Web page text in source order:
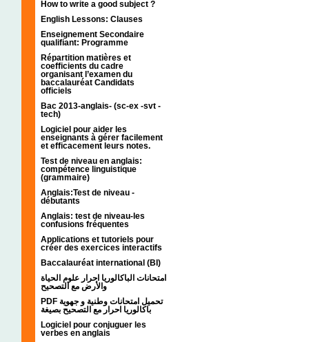
How to write a good subject ?
English Lessons: Clauses
Enseignement Secondaire
qualifiant: Programme
Répartition matières et
coefficients du cadre
organisant l’examen du
baccalauréat Candidats
officiels
Bac 2013-anglais- (sc-ex -svt -
tech)
Logiciel pour aider les
enseignants à gérer facilement
et efficacement leurs notes.
Test de niveau en anglais:
compétence linguistique
(grammaire)
Anglais:Test de niveau -
débutants
Anglais: test de niveau-les
confusions fréquentes
Applications et tutoriels pour
créer des exercices interactifs
Baccalauréat international (BI)
امتحانات الباكالوريا احرار علوم الحياة
والأرض مع التصحيح
PDF تحميل امتحانات وطنية و جهوية
باكالوريا احرار مع التصحيح بصيغة
Logiciel pour conjuguer les
verbes en anglais